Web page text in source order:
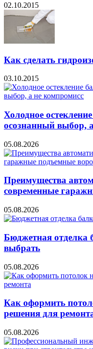
02.10.2015
Как сделать
03.10.2015
Холодное
осознанный выбор,
05.08.2026
Преимущества
современные
05.08.2026
Бюджетная отделка
выбрать
05.08.2026
Как оформить
решения для
05.08.2026